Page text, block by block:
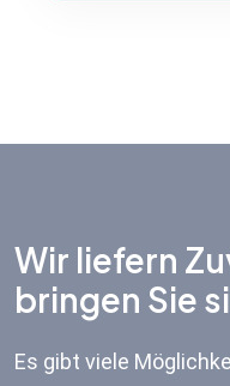
Wir liefern
bringen Sie
Es gibt viele